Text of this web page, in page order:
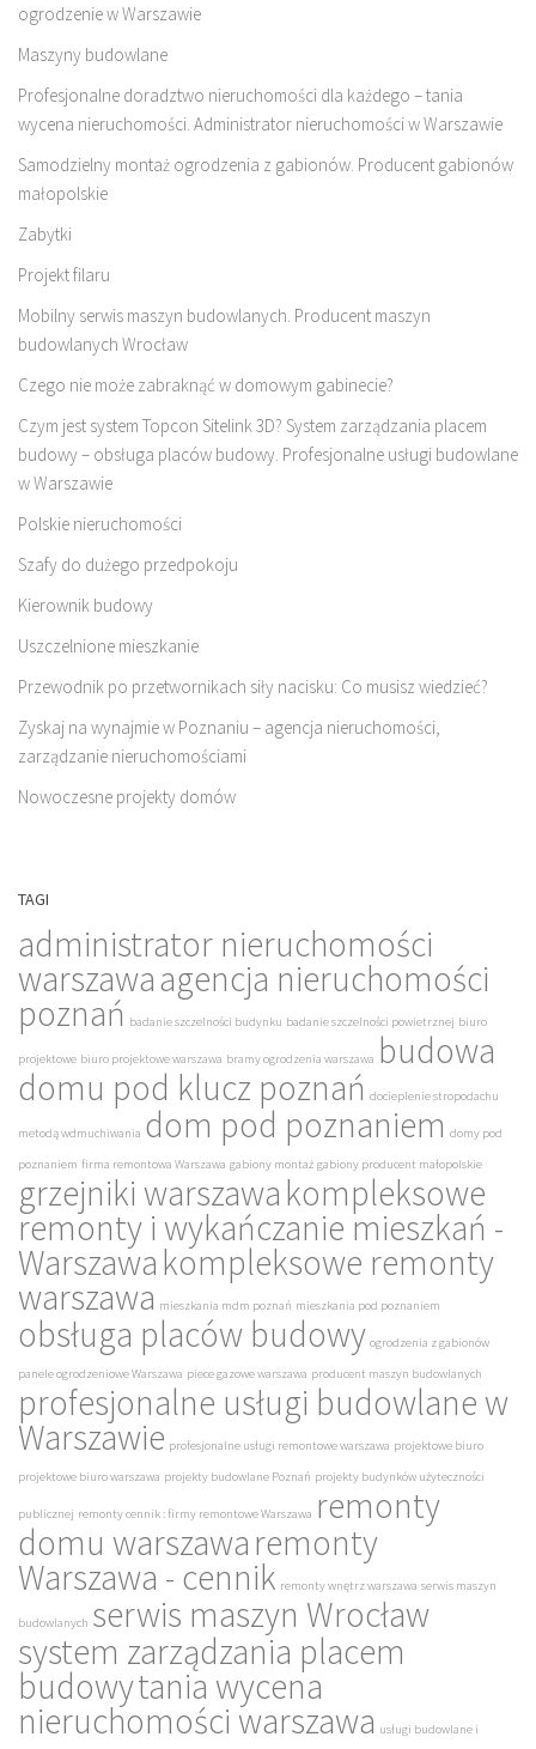
ogrodzenie w Warszawie
Maszyny budowlane
Profesjonalne doradztwo nieruchomości dla każdego – tania
wycena nieruchomości. Administrator nieruchomości w Warszawie
Samodzielny montaż ogrodzenia z gabionów. Producent gabionów
małopolskie
Zabytki
Projekt filaru
Mobilny serwis maszyn budowlanych. Producent maszyn
budowlanych Wrocław
Czego nie może zabraknąć w domowym gabinecie?
Czym jest system Topcon Sitelink 3D? System zarządzania placem
budowy – obsługa placów budowy. Profesjonalne usługi budowlane
w Warszawie
Polskie nieruchomości
Szafy do dużego przedpokoju
Kierownik budowy
Uszczelnione mieszkanie
Przewodnik po przetwornikach siły nacisku: Co musisz wiedzieć?
Zyskaj na wynajmie w Poznaniu – agencja nieruchomości,
zarządzanie nieruchomościami
Nowoczesne projekty domów
TAGI
administrator nieruchomości
warszawaagencja nieruchomości
poznań badanie szczelności budynku badanie szczelności powietrznej biuro
projektowe biuro projektowe warszawa bramy ogrodzenia warszawa budowa
domu pod klucz poznań docieplenie stropodachu
metodą wdmuchiwania dom pod poznaniem domy pod
poznaniem firma remontowa Warszawa gabiony montaż gabiony producent małopolskie
grzejniki warszawakompleksowe
remonty i wykańczanie mieszkań -
Warszawakompleksowe remonty
warszawa mieszkania mdm poznań mieszkania pod poznaniem
obsługa placów budowy ogrodzenia z gabionów
panele ogrodzeniowe Warszawa piece gazowe warszawa producent maszyn budowlanych
profesjonalne usługi budowlane w
Warszawie profesjonalne usługi remontowe warszawa projektowe biuro
projektowe biuro warszawa projekty budowlane Poznań projekty budynków użyteczności
publicznej remonty cennik : firmy remontowe Warszawa remonty
domu warszawaremonty
Warszawa - cennik remonty wnętrz warszawa serwis maszyn
budowlanych serwis maszyn Wrocław
system zarządzania placem
budowytania wycena
nieruchomości warszawa usługi budowlane i